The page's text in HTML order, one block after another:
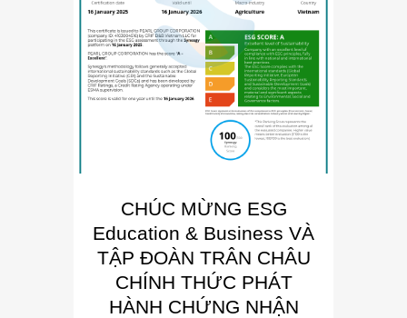
CHÚC MỪNG ESG
Education & Business VÀ
TẬP ĐOÀN TRÂN CHÂU
CHÍNH THỨC PHÁT
HÀNH CHỨNG NHẬN